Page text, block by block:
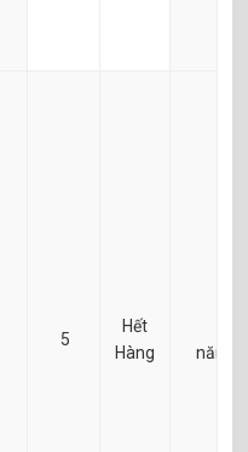
5
Hết
Hàng
năm